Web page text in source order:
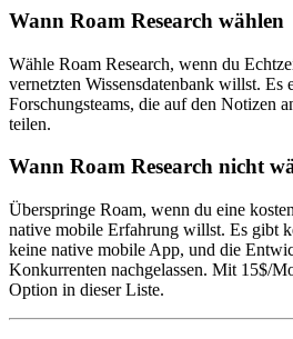
Wann Roam Research wählen
Wähle Roam Research, wenn du
vernetzten Wissensdatenbank willst. Es
Forschungsteams, die auf den Notizen
teilen.
Wann Roam Research nicht
Überspringe Roam, wenn du eine
native mobile Erfahrung willst. Es gibt
keine native mobile App, und die
Konkurrenten nachgelassen. Mit 15$/
Option in dieser Liste.